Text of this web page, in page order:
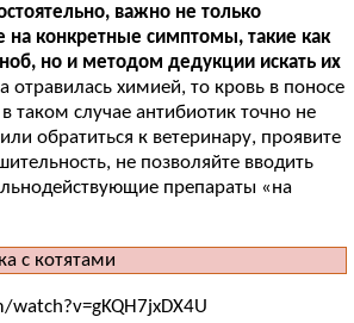
важно не только
на конкретные симптомы, такие как
но и методом дедукции искать их
отравилась химией, то кровь в поносе
таком случае антибиотик точно не
обратиться к ветеринару, проявите
не позволяйте вводить
препараты «на